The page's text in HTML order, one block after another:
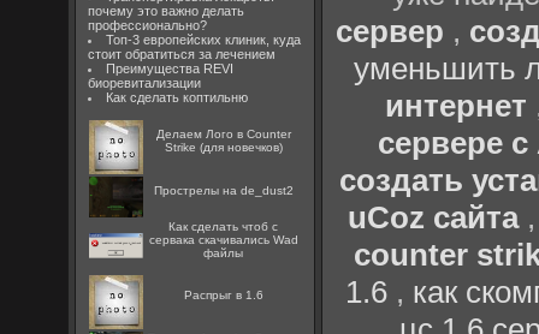
почему это важно делать
профессионально?
Топ-3 европейских клиник, куда
стоит обратиться за лечением
Преимущества REVI
биоревитализации
Как сделать коптильню
Делаем Лого в Counter
Strike (для новечков)
Прострелы на de_dust2
Как сделать чтоб с
сервака скачивались Wad
файлы
Распрыг в 1.6
сервер ,
уменьшить
интернет
сервере
создать
uCoz сайта
counter
1.6, как